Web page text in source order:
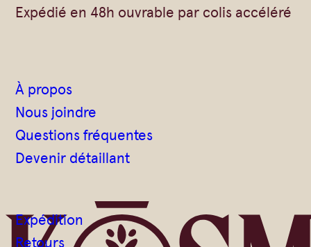
Expédié en 48h ouvrable par colis accéléré
À propos
Nous joindre
Questions fréquentes
Devenir détaillant
Expédition
Retours